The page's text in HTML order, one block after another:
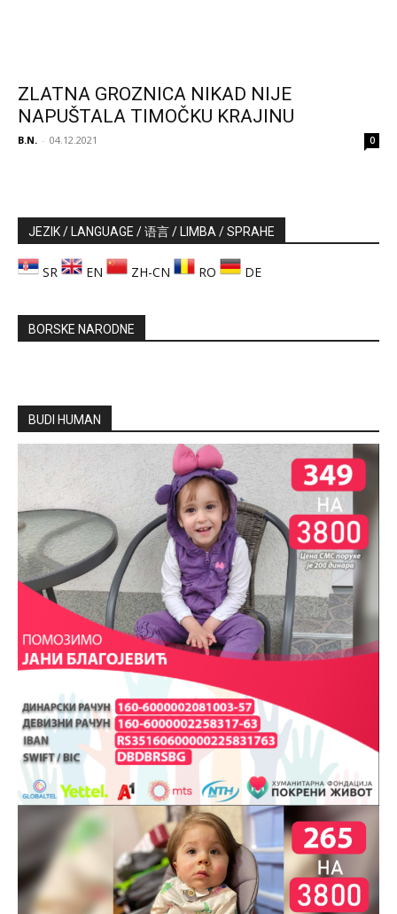
ZLATNA GROZNICA NIKAD NIJE
NAPUŠTALA TIMOČKU KRAJINU
B.N. - 04.12.2021 0
JEZIK / LANGUAGE / 语言 / LIMBA / SPRAHE
SR EN ZH-CN RO DE
BORSKE NARODNE
BUDI HUMAN